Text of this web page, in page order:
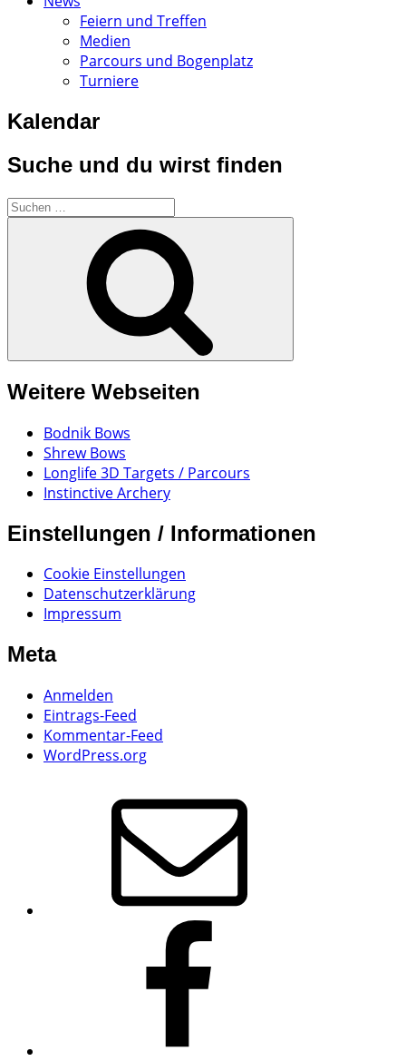
Feiern und Treffen
Medien
Parcours und Bogenplatz
Turniere
Kalendar
Suche und du wirst finden
Suchen
nach:
Weitere Webseiten
Bodnik Bows
Shrew Bows
Longlife 3D Targets / Parcours
Instinctive Archery
Einstellungen / Informationen
Cookie Einstellungen
Datenschutzerklärung
Impressum
Meta
Anmelden
Eintrags-Feed
Kommentar-Feed
WordPress.org